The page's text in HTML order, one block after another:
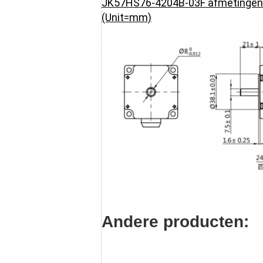
JK57HS76-4204B-03F
(Unit=mm)
Andere producten: